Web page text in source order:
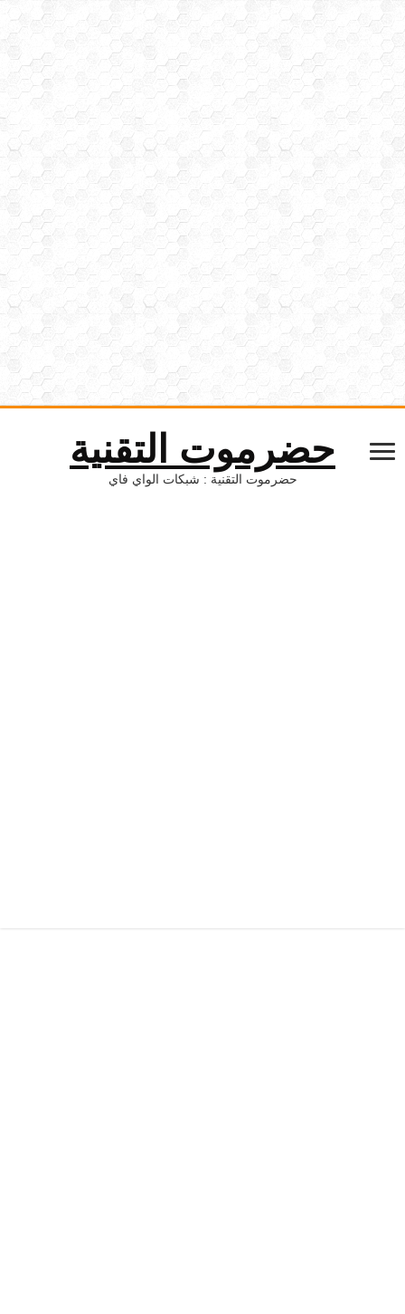
حضرموت التقنية
حضرموت التقنية : شبكات الواي فاي